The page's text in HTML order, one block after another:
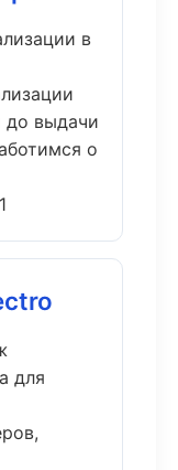
в
до выдачи
о
для